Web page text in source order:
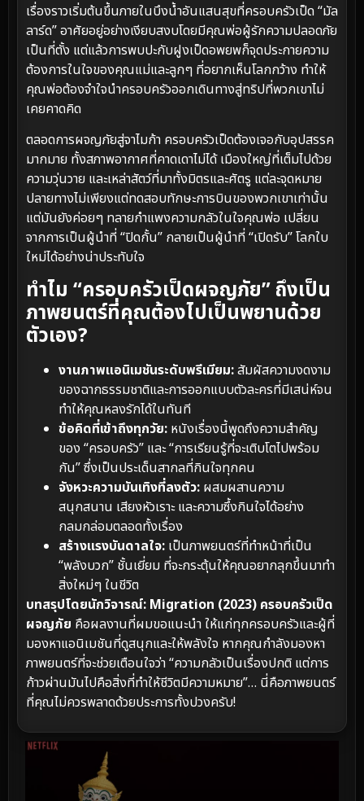
เรื่องราวเริ่มต้นขึ้นภายในบึงน้ำอันแสนสุขที่ครอบครัวเป็ด “มัล
ลาร์ด” อาศัยอยู่อย่างเงียบสงบโดยมีคุณพ่อผู้รักความปลอดภัย
เป็นที่ตั้ง แต่แล้วการพบปะกับฝูงเป็ดอพยพก็จุดประกายความ
ต้องการในใจของคุณแม่และลูกๆ ที่อยากเห็นโลกกว้าง ทำให้
คุณพ่อต้องจำใจนำครอบครัวออกเดินทางสู่ทริปที่พวกเขาไม่
เคยคาดคิด
ตลอดการผจญภัยสู่จาไมก้า ครอบครัวเป็ดต้องเจอกับอุปสรรค
มากมาย ทั้งสภาพอากาศที่คาดเดาไม่ได้ เมืองใหญ่ที่เต็มไปด้วย
ความวุ่นวาย และเหล่าสัตว์ที่มาทั้งมิตรและศัตรู แต่ละจุดหมาย
ปลายทางไม่เพียงแต่ทดสอบทักษะการบินของพวกเขาเท่านั้น
แต่มันยังค่อยๆ ทลายกำแพงความกลัวในใจคุณพ่อ เปลี่ยน
จากการเป็นผู้นำที่ “ปิดกั้น” กลายเป็นผู้นำที่ “เปิดรับ” โลกใบ
ใหม่ได้อย่างน่าประทับใจ
ทำไม “ครอบครัวเป็ดผจญภัย” ถึงเป็น
ภาพยนตร์ที่คุณต้องไปเป็นพยานด้วย
ตัวเอง?
งานภาพแอนิเมชันระดับพรีเมียม:สัมผัสความงดงาม
ของฉากธรรมชาติและการออกแบบตัวละครที่มีเสน่ห์จน
ทำให้คุณหลงรักได้ในทันที
ข้อคิดที่เข้าถึงทุกวัย: หนังเรื่องนี้พูดถึงความสำคัญ
ของ “ครอบครัว” และ “การเรียนรู้ที่จะเติบโตไปพร้อม
กัน” ซึ่งเป็นประเด็นสากลที่กินใจทุกคน
จังหวะความบันเทิงที่ลงตัว: ผสมผสานความ
สนุกสนาน เสียงหัวเราะ และความซึ้งกินใจได้อย่าง
กลมกล่อมตลอดทั้งเรื่อง
สร้างแรงบันดาลใจ: เป็นภาพยนตร์ที่ทำหน้าที่เป็น
“พลังบวก” ชั้นเยี่ยม ที่จะกระตุ้นให้คุณอยากลุกขึ้นมาทำ
สิ่งใหม่ๆ ในชีวิต
บทสรุปโดยนักวิจารณ์: Migration (2023) ครอบครัวเป็ด
ผจญภัย คือผลงานที่ผมขอแนะนำ ให้แก่ทุกครอบครัวและผู้ที่
มองหาแอนิเมชันที่ดูสนุกและให้พลังใจ หากคุณกำลังมองหา
ภาพยนตร์ที่จะช่วยเตือนใจว่า “ความกลัวเป็นเรื่องปกติ แต่การ
ก้าวผ่านมันไปคือสิ่งที่ทำให้ชีวิตมีความหมาย”… นี่คือภาพยนตร์
ที่คุณไม่ควรพลาดด้วยประการทั้งปวงครับ!